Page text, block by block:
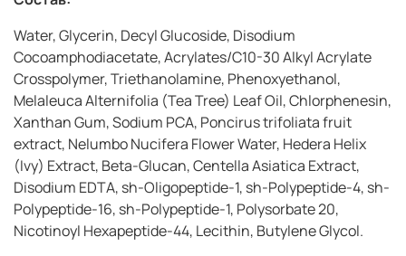
Water, Glycerin, Decyl Glucoside, Disodium
Cocoamphodiacetate, Acrylates/C10-30 Alkyl Acrylate
Crosspolymer, Triethanolamine, Phenoxyethanol,
Melaleuca Alternifolia (Tea Tree) Leaf Oil, Chlorphenesin,
Xanthan Gum, Sodium PCA, Poncirus trifoliata fruit
extract, Nelumbo Nucifera Flower Water, Hedera Helix
(Ivy) Extract, Beta-Glucan, Centella Asiatica Extract,
Disodium EDTA, sh-Oligopeptide-1, sh-Polypeptide-4, sh-
Polypeptide-16, sh-Polypeptide-1, Polysorbate 20,
Nicotinoyl Hexapeptide-44, Lecithin, Butylene Glycol.